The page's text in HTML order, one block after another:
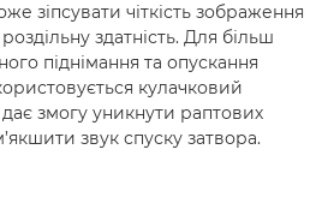
зіпсувати чіткість зображення
здатність. Для більш
піднімання та опускання
кулачковий
змогу уникнути раптових
звук спуску затвора.